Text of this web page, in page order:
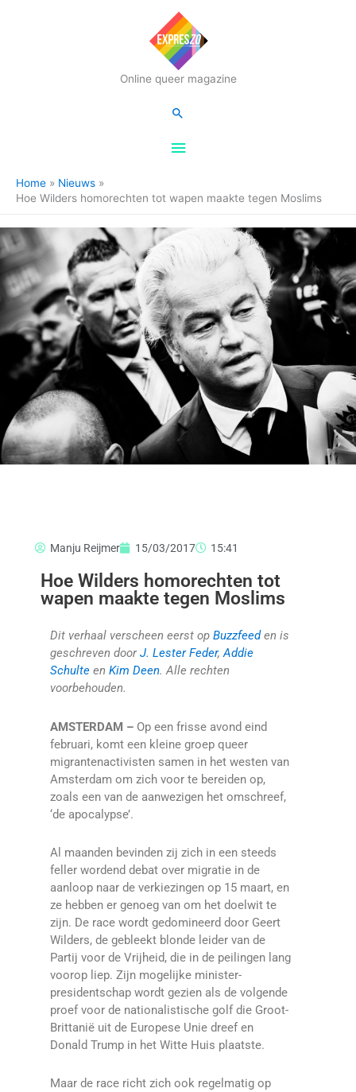
Online queer magazine
Hoofdmenu
Zoeken
Home
Nieuws
Hoe Wilders homorechten tot wapen maakte tegen Moslims
Manju Reijmer 15/03/2017 15:41
Hoe Wilders homorechten tot
wapen maakte tegen Moslims
Dit verhaal verscheen eerst op Buzzfeeden is
geschreven doorJ. Lester Feder,Addie
Schulteen Kim Deen. Alle rechten
voorbehouden.
AMSTERDAM – Op een frisse avond eind
februari, komt een kleine groep queer
migrantenactivisten samen in het westen van
Amsterdam om zich voor te bereiden op,
zoals een van de aanwezigen het omschreef,
‘de apocalypse’.
Al maanden bevinden zij zich in een steeds
feller wordend debat over migratie in de
aanloop naar de verkiezingen op 15 maart, en
ze hebben er genoeg van om het doelwit te
zijn. De race wordt gedomineerd door Geert
Wilders, de gebleekt blonde leider van de
Partij voor de Vrijheid, die in de peilingen lang
voorop liep. Zijn mogelijke minister-
presidentschap wordt gezien als de volgende
proef voor de nationalistische golf die Groot-
Brittanië uit de Europese Unie dreef en
Donald Trump in het Witte Huis plaatste.
Maar de race richt zich ook regelmatig op